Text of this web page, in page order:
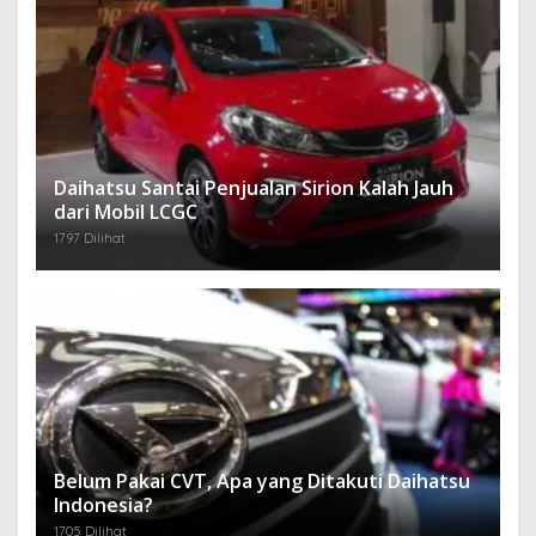
Daihatsu Santai Penjualan Sirion Kalah Jauh
dari Mobil LCGC
1797 Dilihat
Belum Pakai CVT, Apa yang Ditakuti Daihatsu
Indonesia?
1705 Dilihat